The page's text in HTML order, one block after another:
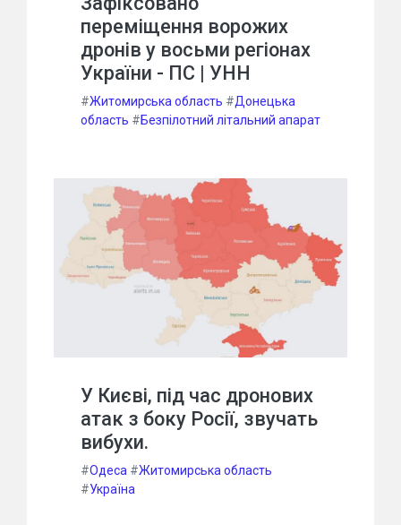
переміщення ворожих
дронів у восьми регіонах
України - ПС | УНН
#Житомирська область #Донецька
область #Безпілотний літальний апарат
У Києві, під час дронових
атак з боку Росії, звучать
вибухи.
#Одеса #Житомирська область
#Україна